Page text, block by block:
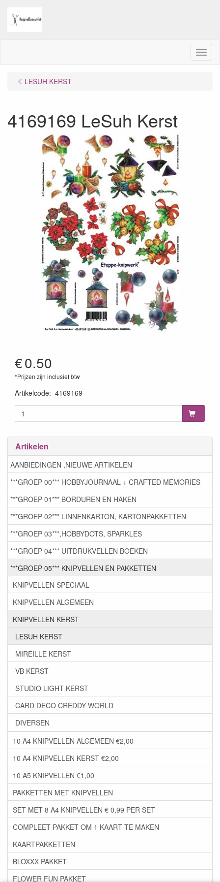
M
e
LESUH KERST
4169169 LeSuh Kerst
€0.50
*Prijzen zijn inclusief btw
Artikelcode: 4169169
Artikelen
AANBIEDINGEN ,NIEUWE ARTIKELEN
***GROEP 00*** HOBBYJOURNAAL + CRAFTED MEMORIES
***GROEP 01*** BORDUREN EN HAKEN
***GROEP 02*** LINNENKARTON, KARTONPAKKETTEN
***GROEP 03***,HOBBYDOTS, SPARKLES
***GROEP 04*** UITDRUKVELLEN BOEKEN
***GROEP 05*** KNIPVELLEN EN PAKKETTEN
KNIPVELLEN SPECIAAL
KNIPVELLEN ALGEMEEN
KNIPVELLEN KERST
LESUH KERST
MIREILLE KERST
VB KERST
STUDIO LIGHT KERST
CARD DECO CREDDY WORLD
DIVERSEN
10 A4 KNIPVELLEN ALGEMEEN €2,00
10 A4 KNIPVELLEN KERST €2,00
10 A5 KNIPVELLEN €1,00
PAKKETTEN MET KNIPVELLEN
SET MET 8 A4 KNIPVELLEN € 0,99 PER SET
COMPLEET PAKKET OM 1 KAART TE MAKEN
KAARTPAKKETTEN
BLOXXX PAKKET
FLOWER FUN PAKKET